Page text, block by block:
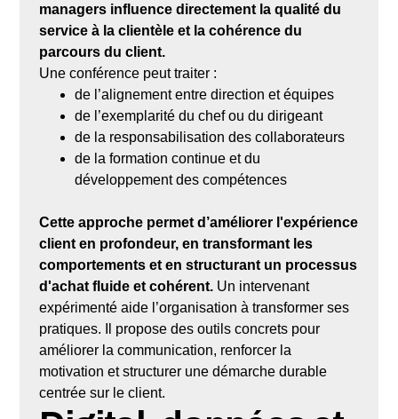
managers influence directement la qualité du
service à la clientèle et la cohérence du
parcours du client.
Une conférence peut traiter :
de l’alignement entre direction et équipes
de l’exemplarité du chef ou du dirigeant
de la responsabilisation des collaborateurs
de la formation continue et du
développement des compétences
Cette approche permet d’améliorer l'expérience
client en profondeur, en transformant les
comportements et en structurant un processus
d'achat fluide et cohérent. Un intervenant
expérimenté aide l’organisation à transformer ses
pratiques. Il propose des outils concrets pour
améliorer la communication, renforcer la
motivation et structurer une démarche durable
centrée sur le client.